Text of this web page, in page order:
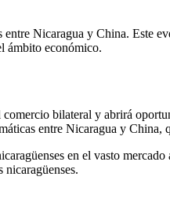
Nicaragua y China. Este
ámbito económico.
bilateral y abrirá
entre Nicaragua y China,
en el vasto